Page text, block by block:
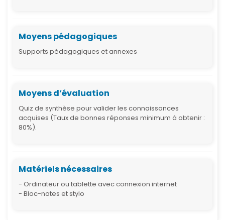
Moyens pédagogiques
Supports pédagogiques et annexes
Moyens d’évaluation
Quiz de synthèse pour valider les connaissances
acquises (Taux de bonnes réponses minimum à obtenir :
80%).
Matériels nécessaires
- Ordinateur ou tablette avec connexion internet
- Bloc-notes et stylo